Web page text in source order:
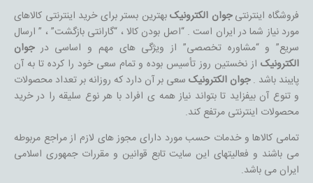
فروشگاه اینترنتیجوان الکترونیکبهترین بستر برای خرید اینترنتی کالاهای
مورد نیاز شما در ایران است . “اصل بودن کالا ، “گارانتی بازگشت” ، ” ارسال
سریع” و “مشاوره تخصصی” از ویژگی های مهم و اساسی درجوان
الکترونیکاز نخستین روز تأسیس بوده و تمام سعی خود را کرده تا به آن
پایبند باشد .جوان الکترونیکسعی بر آن دارد که روزانه بر تعداد محصولات
و تنوع آن بیفزاید تا بتواند نیاز همه ی افراد با هر نوع سلیقه را در خرید
محصولات اینترنتی مرتفع کند.
تمامی کالاها و خدمات حسب مورد دارای مجوز های لازم از مراجع مربوطه
می باشند و فعالیتهای این سایت تابع قوانین و مقررات جمهوری اسلامی
ایران می باشد.